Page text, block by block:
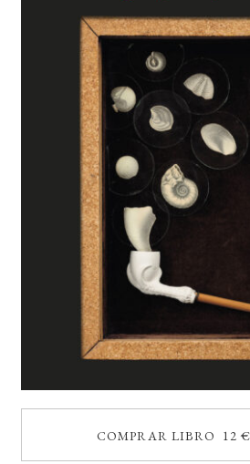
LISTA
COMPRAR LIBRO 12 €